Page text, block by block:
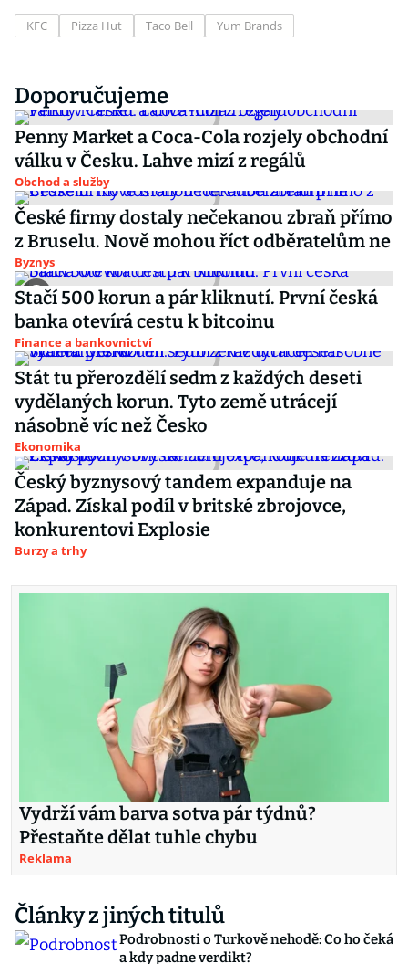
KFC Pizza Hut Taco Bell Yum Brands
Doporučujeme
Penny Market a Coca-Cola rozjely obchodní
válku v Česku. Lahve mizí z regálů
Obchod a služby
České firmy dostaly nečekanou zbraň přímo
z Bruselu. Nově mohou říct odběratelům ne
Byznys
Stačí 500 korun a pár kliknutí. První česká
banka otevírá cestu k bitcoinu
Finance a bankovnictví
Stát tu přerozdělí sedm z každých deseti
vydělaných korun. Tyto země utrácejí
násobně víc než Česko
Ekonomika
Český byznysový tandem expanduje na
Západ. Získal podíl v britské zbrojovce,
konkurentovi Explosie
Burzy a trhy
Vydrží vám barva sotva pár týdnů?
Přestaňte dělat tuhle chybu
Reklama
Články z jiných titulů
Podrobnosti o Turkově nehodě: Co ho čeká
a kdy padne verdikt?